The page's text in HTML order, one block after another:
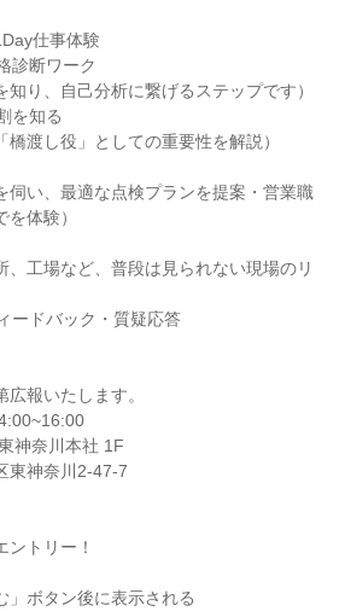
仕事体験
診断ワーク
知り、自己分析に繋げるステップです）
を知る
橋渡し役」としての重要性を解説）
伺い、最適な点検プランを提案・営業職
体験）
、工場など、普段は見られない現場のリ
ードバック・質疑応答
報いたします。
神奈川本社 1F
東神奈川2-47-7
トリー！
」ボタン後に表示される